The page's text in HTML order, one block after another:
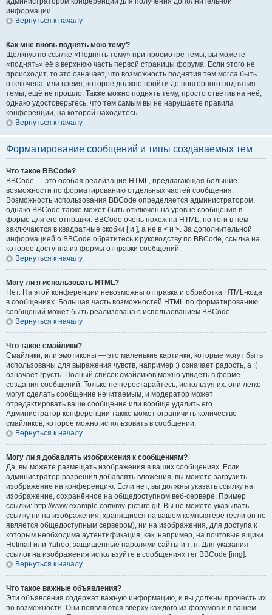
информации.
Вернуться к началу
Как мне вновь поднять мою тему?
Щёлкнув по ссылке «Поднять тему» при просмотре темы, вы можете
«поднять» её в верхнюю часть первой страницы форума. Если этого не
происходит, то это означает, что возможность поднятия тем могла быть
отключена, или время, которое должно пройти до повторного поднятия
темы, ещё не прошло. Также можно поднять тему, просто ответив на неё,
однако удостоверьтесь, что тем самым вы не нарушаете правила
конференции, на которой находитесь.
Вернуться к началу
Форматирование сообщений и типы создаваемых тем
Что такое BBCode?
BBCode — это особая реализация HTML, предлагающая большие
возможности по форматированию отдельных частей сообщения.
Возможность использования BBCode определяется администратором,
однако BBCode также может быть отключён на уровне сообщения в
форме для его отправки. BBCode очень похож на HTML, но теги в нём
заключаются в квадратные скобки [ и ], а не в < и >. За дополнительной
информацией о BBCode обратитесь к руководству по BBCode, ссылка на
которое доступна из формы отправки сообщений.
Вернуться к началу
Могу ли я использовать HTML?
Нет. На этой конференции невозможны отправка и обработка HTML-кода
в сообщениях. Большая часть возможностей HTML по форматированию
сообщений может быть реализована с использованием BBCode.
Вернуться к началу
Что такое смайлики?
Смайлики, или эмотиконы — это маленькие картинки, которые могут быть
использованы для выражения чувств, например :) означает радость, а :(
означает грусть. Полный список смайликов можно увидеть в форме
создания сообщений. Только не перестарайтесь, используя их: они легко
могут сделать сообщение нечитаемым, и модератор может
отредактировать ваше сообщение или вообще удалить его.
Администратор конференции также может ограничить количество
смайликов, которое можно использовать в сообщении.
Вернуться к началу
Могу ли я добавлять изображения к сообщениям?
Да, вы можете размещать изображения в ваших сообщениях. Если
администратор разрешил добавлять вложения, вы можете загрузить
изображение на конференцию. Если нет, вы должны указать ссылку на
изображение, сохранённое на общедоступном веб-сервере. Пример
ссылки: http://www.example.com/my-picture.gif. Вы не можете указывать
ссылку ни на изображения, хранящиеся на вашем компьютере (если он не
является общедоступным сервером), ни на изображения, для доступа к
которым необходима аутентификация, как, например, на почтовые ящики
Hotmail или Yahoo, защищённые паролями сайты и т. п. Для указания
ссылок на изображения используйте в сообщениях тег BBCode [img].
Вернуться к началу
Что такое важные объявления?
Эти объявления содержат важную информацию, и вы должны прочесть их
по возможности. Они появляются вверху каждого из форумов и в вашем